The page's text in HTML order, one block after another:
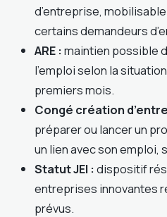
d’entreprise,
certains demandeurs
ARE : maintien possible
l’emploi selon la
premiers mois.
Congé création
préparer ou lancer un
un lien avec son emploi,
Statut JEI : dispositif
entreprises innovantes
prévus.